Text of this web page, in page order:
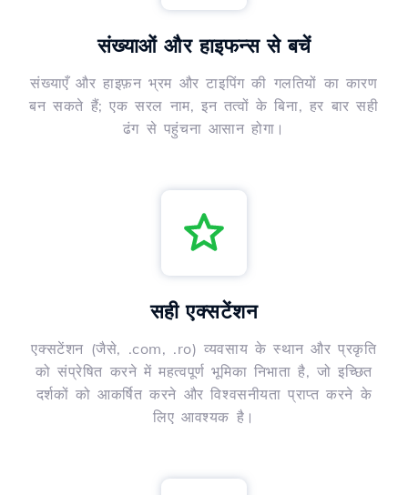
संख्याओं और हाइफन्स से बचें
संख्याएँ और हाइफ़न भ्रम और टाइपिंग की गलतियों का कारण
बन सकते हैं; एक सरल नाम, इन तत्वों के बिना, हर बार सही
ढंग से पहुंचना आसान होगा।
सही एक्सटेंशन
एक्सटेंशन (जैसे, .com, .ro) व्यवसाय के स्थान और प्रकृति
को संप्रेषित करने में महत्वपूर्ण भूमिका निभाता है, जो इच्छित
दर्शकों को आकर्षित करने और विश्वसनीयता प्राप्त करने के
लिए आवश्यक है।